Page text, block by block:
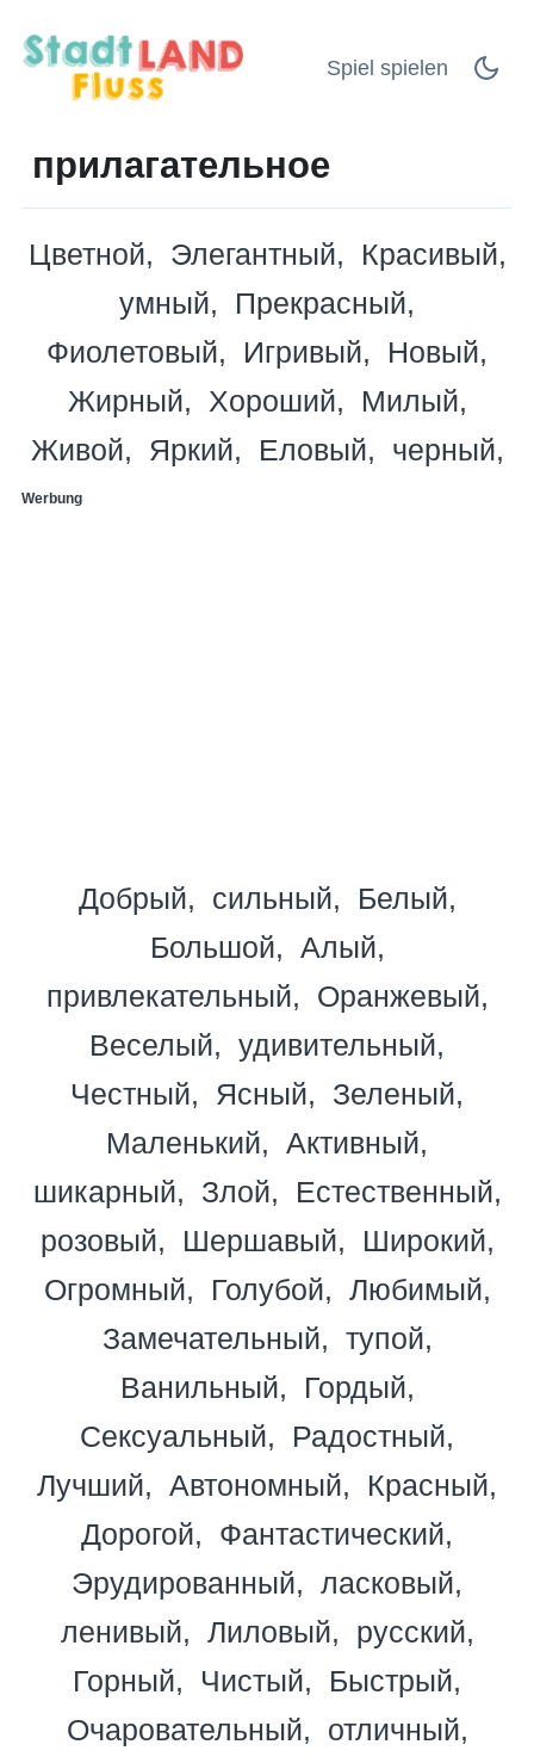
Spiel spielen
прилагательное
Цветной Элегантный
Красивый
умный
Прекрасный
Фиолетовый
Игривый
Новый
Жирный
Хороший
Милый
Живой
Яркий Еловый черный
Werbung
Добрый сильный
Белый
Большой
Алый
привлекательный
Оранжевый
Веселый
удивительный
Честный
Ясный
Зеленый
Маленький
Активный
шикарный
Злой
Естественный
розовый
Шершавый
Широкий
Огромный
Голубой
Любимый
Замечательный
тупой
Ванильный
Гордый
Сексуальный
Радостный
Лучший
Автономный
Красный
Дорогой
Фантастический
Эрудированный
ласковый
ленивый
Лиловый
русский
Горный
Чистый
Быстрый
Очаровательный
отличный